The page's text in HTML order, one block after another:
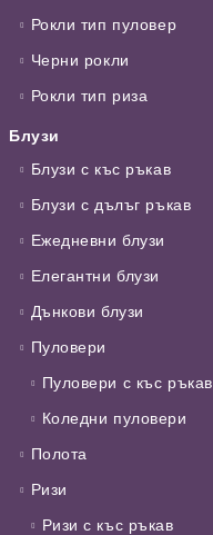
Рокли тип пуловер
Черни рокли
Рокли тип риза
Блузи
Блузи с къс ръкав
Блузи с дълъг ръкав
Ежедневни блузи
Елегантни блузи
Дънкови блузи
Пуловери
Пуловери с къс ръкав
Коледни пуловери
Полота
Ризи
Ризи с къс ръкав